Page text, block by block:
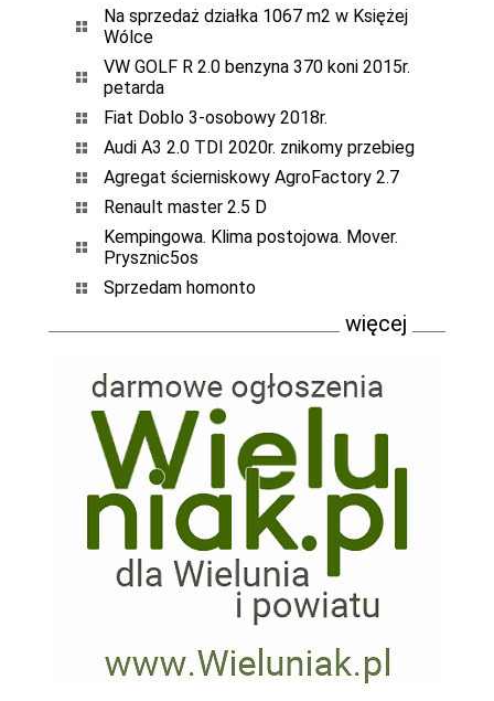
Na sprzedaż działka 1067 m2 w Księżej
Wólce
VW GOLF R 2.0 benzyna 370 koni 2015r.
petarda
Fiat Doblo 3-osobowy 2018r.
Audi A3 2.0 TDI 2020r. znikomy przebieg
Agregat ścierniskowy AgroFactory 2.7
Renault master 2.5 D
Kempingowa. Klima postojowa. Mover.
Prysznic5os
Sprzedam homonto
więcej